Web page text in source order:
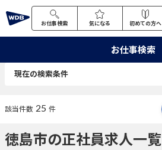
お仕事検索 気になる 初めての方へ
お仕事検索
現在の検索条件
該当件数 25 件
徳島市の正社員求人一覧